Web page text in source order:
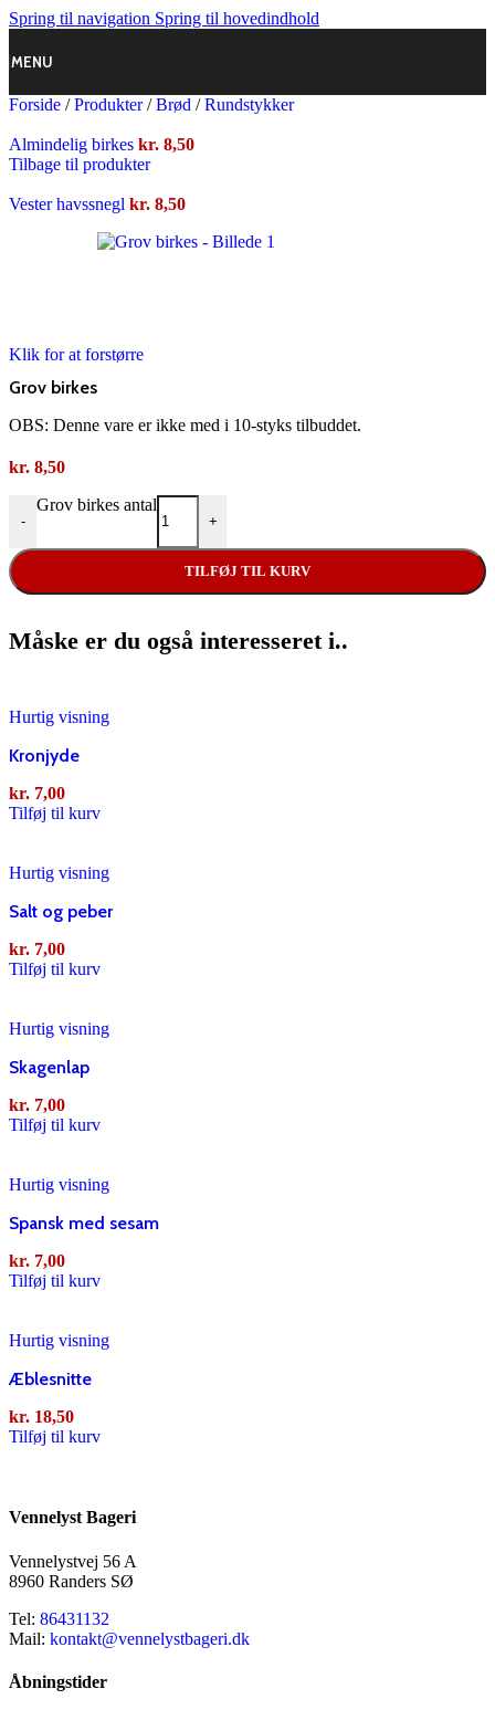
Spring til navigation Spring til hovedindhold
MENU
Forside / Produkter/ Brød / Rundstykker
Almindelig birkes kr. 8,50
Tilbage til produkter
Vester havssnegl kr. 8,50
Klik for at forstørre
Grov birkes
OBS: Denne vare er ikke med i 10-styks tilbuddet.
kr. 8,50
-
Grov birkes antal
+
TILFØJ TIL KURV
Måske er du også interesseret i..
Hurtig visning
Kronjyde
kr. 7,00
Tilføj til kurv
Hurtig visning
Salt og peber
kr. 7,00
Tilføj til kurv
Hurtig visning
Skagenlap
kr. 7,00
Tilføj til kurv
Hurtig visning
Spansk med sesam
kr. 7,00
Tilføj til kurv
Hurtig visning
Æblesnitte
kr. 18,50
Tilføj til kurv
Vennelyst Bageri
Vennelystvej 56 A
8960 Randers SØ
Tel: 86431132
Mail: kontakt@vennelystbageri.dk
Åbningstider